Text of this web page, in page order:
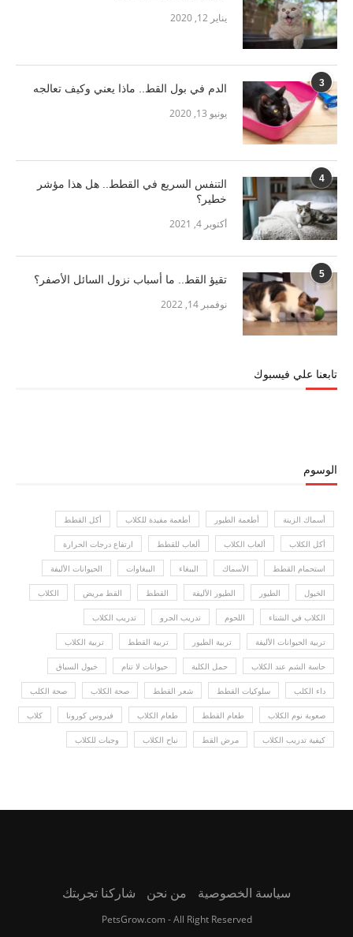
يناير 12, 2020
3 الدم في بول القط.. ماذا يعني وكيف تعالجه
يونيو 13, 2020
4
التنفس السريع في القطط.. هل هذا مؤشر
خطير؟
أكتوبر 4, 2021
5 تقيؤ القط.. ما أسباب نزول السائل الأصفر؟
نوفمبر 14, 2022
تابعنا علي فيسبوك
الوسوم
أسماك الزينة أطعمة الطيور أطعمة مفيدة للكلاب أكل القطط
أكل الكلاب ألعاب الكلاب ألعاب للقطط ارتفاع درجات الحرارة
استحمام القطط الأسماك الببغاء الببغاوات الحيوانات الأليفة
الخيول الطيور الطيور الأليفة القطط القط مريض الكلاب
الكلاب في الشتاء اللحوم تدريب الجرو تدريب الكلاب
تربية الحيوانات الأليفة تربية الطيور تربية القطط تربية الكلاب
حاسة الشم عند الكلاب حمل الكلبة حيوانات لا تنام خيول السباق
داء الكلب سلوكيات القطط شعر القطط صحة الكلاب صحة الكلب
صعوبة نوم الكلاب طعام القطط طعام الكلاب فيروس كورونا كلاب
كيفية تدريب الكلاب مرض القط نباح الكلاب وجبات للكلاب
سياسة الخصوصية من نحن شاركنا تجربتك
PetsGrow.com - All Right Reserved